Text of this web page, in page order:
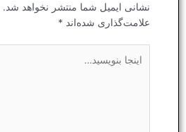
نشانی ایمیل شما منتشر نخواهد شد.
علامت‌گذاری شده‌اند *
بنویسید…